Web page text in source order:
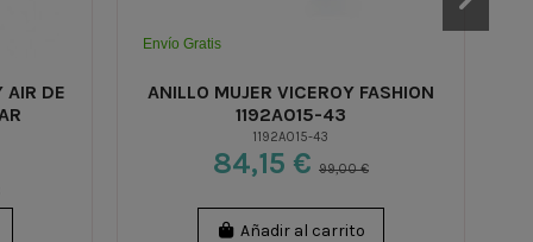
AIR DE
Envío Gratis
ANILLO MUJER VICEROY FASHION
1192A015-43
1192A015-43
84,15 € 99,00 €
Añadir al carrito